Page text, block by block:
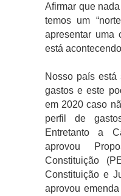
Afirmar que
temos um
apresentar uma
está
Nosso país
gastos e este
em 2020 caso
perfil de
Entretanto a
aprovou
Constituição
Constituição e
aprovou